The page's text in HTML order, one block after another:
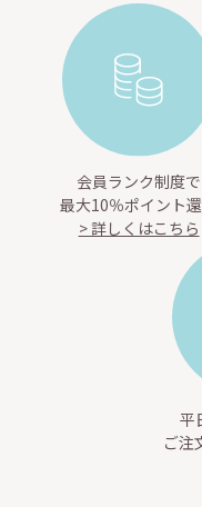
会員ランク制度で
最大10％ポイント
> 詳しくはこちら
平
ご注